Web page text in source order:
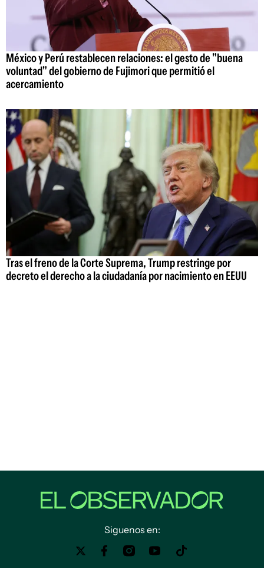
México y Perú restablecen relaciones: el gesto de "buena
voluntad" del gobierno de Fujimori que permitió el
acercamiento
Tras el freno de la Corte Suprema, Trump restringe por
decreto el derecho a la ciudadanía por nacimiento en EEUU
Siguenos en: